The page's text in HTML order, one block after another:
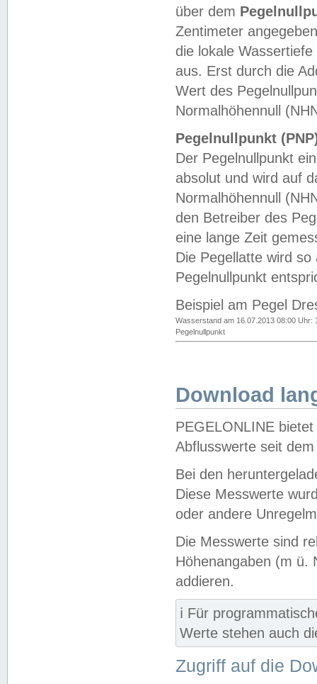
über dem
Zentimeter
die lokale
aus. Erst durch die
Wert des
Normalhöhennull
Pegelnullpunkt
Der Pegelnullpunkt
absolut und wird auf
Normalhöhennull
den Betreiber des
eine lange Zeit
Die Pegellatte wird
Pegelnullpunkt
Beispiel am Pegel
Wasserstand am 16.07.2013 08:00 Uhr:
Pegelnullpunkt
Download
PEGELONLINE
Abflusswerte seit
Bei den
Diese Messwerte
oder andere
Die Messwerte sind
Höhenangaben (m ü.
addieren.
ℹ️ Für
Werte stehen auch
Zugriff auf die